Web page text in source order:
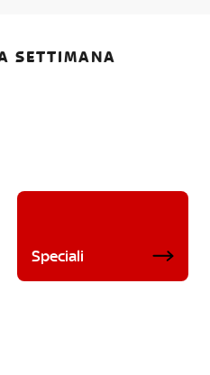
SETTIMANA
Speciali